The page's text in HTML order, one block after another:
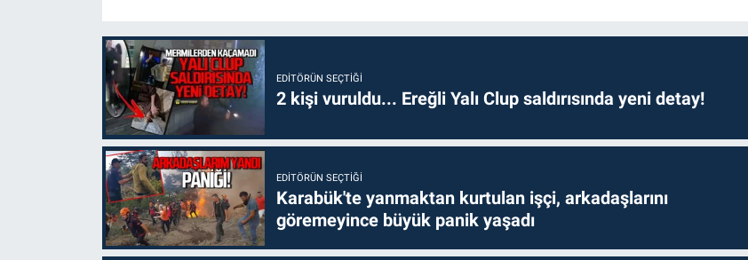
EDITÖRÜN SEÇTIĞI
2 kişi vuruldu... Ereğli Yalı Clup saldırısında yeni detay!
EDITÖRÜN SEÇTIĞI
Karabük'te yanmaktan kurtulan işçi, arkadaşlarını
göremeyince büyük panik yaşadı